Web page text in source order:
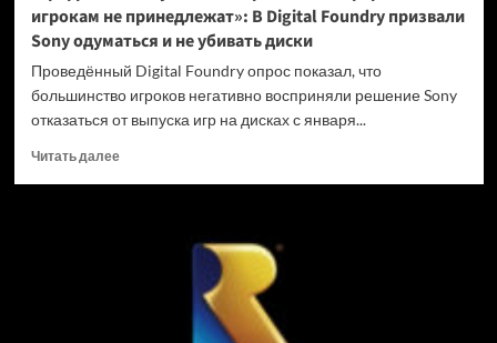
игрокам не принедлежат»: В Digital Foundry призвали
Sony одуматься и не убивать диски
Проведённый Digital Foundry опрос показал, что
большинство игроков негативно восприняли решение Sony
отказаться от выпуска игр на дисках с января...
Читать далееПрочитать
платформах